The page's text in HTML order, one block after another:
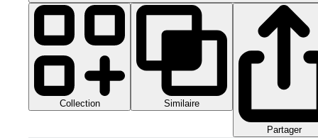
Collection Similaire
Partager